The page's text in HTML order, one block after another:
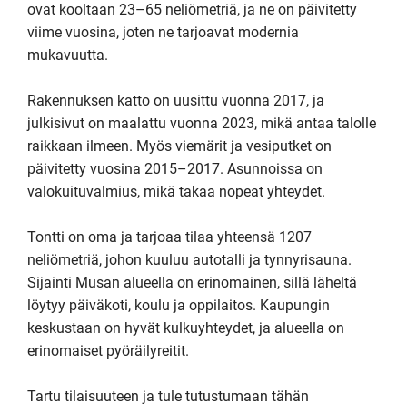
ovat kooltaan 23–65 neliömetriä, ja ne on päivitetty
viime vuosina, joten ne tarjoavat modernia
mukavuutta.
Rakennuksen katto on uusittu vuonna 2017, ja
julkisivut on maalattu vuonna 2023, mikä antaa talolle
raikkaan ilmeen. Myös viemärit ja vesiputket on
päivitetty vuosina 2015–2017. Asunnoissa on
valokuituvalmius, mikä takaa nopeat yhteydet.
Tontti on oma ja tarjoaa tilaa yhteensä 1207
neliömetriä, johon kuuluu autotalli ja tynnyrisauna.
Sijainti Musan alueella on erinomainen, sillä läheltä
löytyy päiväkoti, koulu ja oppilaitos. Kaupungin
keskustaan on hyvät kulkuyhteydet, ja alueella on
erinomaiset pyöräilyreitit.
Tartu tilaisuuteen ja tule tutustumaan tähän